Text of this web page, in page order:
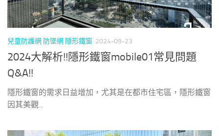
兒童防護網 防墜網 隱形鐵窗 2024-09-23
2024大解析!!隱形鐵窗mobile01常見問題
Q&A!!
隱形鐵窗的需求日益增加，尤其是在都市住宅區，隱形鐵窗
因其美觀...